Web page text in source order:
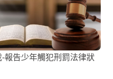
-報告少年觸犯刑罰法律狀